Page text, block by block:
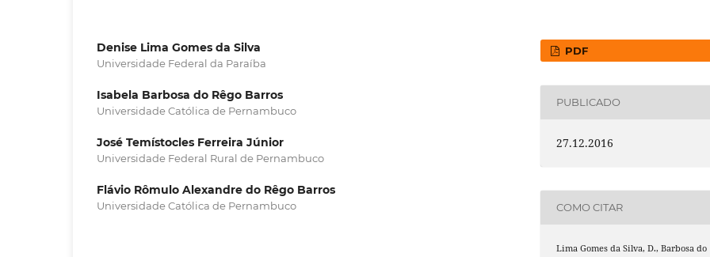
Denise Lima Gomes da Silva
Universidade Federal da Paraíba
Isabela Barbosa do Rêgo Barros
Universidade Católica de Pernambuco
José Temístocles Ferreira Júnior
Universidade Federal Rural de Pernambuco
Flávio Rômulo Alexandre do Rêgo Barros
Universidade Católica de Pernambuco
PDF
PUBLICADO
27.12.2016
COMO CITAR
Lima Gomes da Silva, D., Barbosa do